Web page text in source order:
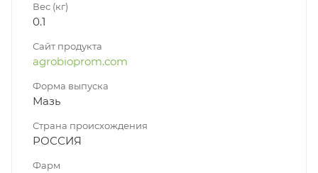
Вес (кг)
0.1
Сайт продукта
agrobioprom.com
Форма выпуска
Мазь
Страна происхождения
РОССИЯ
Фарм